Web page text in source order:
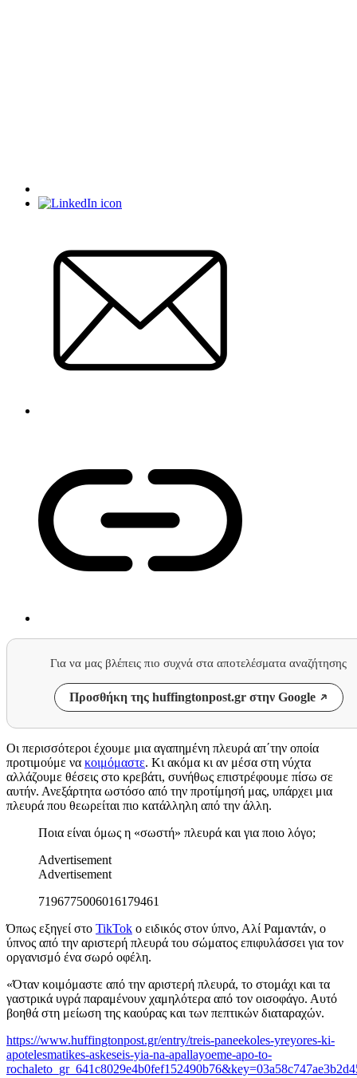
Για να μας βλέπεις πιο συχνά στα αποτελέσματα αναζήτησης
Προσθήκη της huffingtonpost.gr στην Google
Οι περισσότεροι έχουμε μια αγαπημένη πλευρά απ΄την οποία
προτιμούμε να κοιμόμαστε. Κι ακόμα κι αν μέσα στη νύχτα
αλλάζουμε θέσεις στο κρεβάτι, συνήθως επιστρέφουμε πίσω σε
αυτήν. Ανεξάρτητα ωστόσο από την προτίμησή μας, υπάρχει μια
πλευρά που θεωρείται πιο κατάλληλη από την άλλη.
Ποια είναι όμως η «σωστή» πλευρά και για ποιο λόγο;
Advertisement
Advertisement
7196775006016179461
Όπως εξηγεί στο TikTok ο ειδικός στον ύπνο, Αλί Ραμαντάν, ο
ύπνος από την αριστερή πλευρά του σώματος επιφυλάσσει για τον
οργανισμό ένα σωρό οφέλη.
«Όταν κοιμόμαστε από την αριστερή πλευρά, το στομάχι και τα
γαστρικά υγρά παραμένουν χαμηλότερα από τον οισοφάγο. Αυτό
βοηθά στη μείωση της καούρας και των πεπτικών διαταραχών.
https://www.huffingtonpost.gr/entry/treis-paneekoles-yreyores-ki-
apotelesmatikes-askeseis-yia-na-apallayoeme-apo-to-